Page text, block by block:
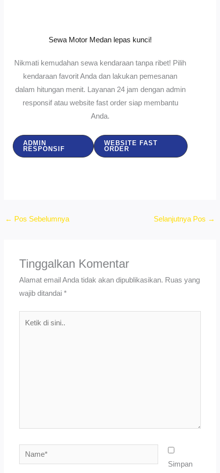
Sewa Motor Medan lepas kunci!
Nikmati kemudahan sewa kendaraan tanpa ribet! Pilih
kendaraan favorit Anda dan lakukan pemesanan
dalam hitungan menit. Layanan 24 jam dengan admin
responsif atau website fast order siap membantu
Anda.
ADMIN
RESPONSIF
WEBSITE FAST
ORDER
← Pos Sebelumnya Selanjutnya Pos →
Tinggalkan Komentar
Alamat email Anda tidak akan dipublikasikan. Ruas yang
wajib ditandai*
Name*
Simpan